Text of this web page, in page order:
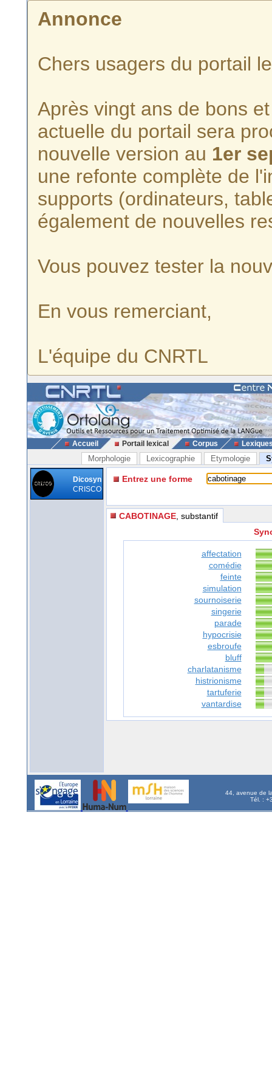
Annonce
Chers usagers du portail
Après vingt ans de bons
actuelle du portail sera
nouvelle version au 1er
une refonte complète de
supports (ordinateurs,
également de nouvelles
Vous pouvez tester la
En vous remerciant,
L'équipe du CNRTL
Accueil Portail lexical Corpus
Morphologie Lexicographie Etymologie
Dicosyn
CRISCO
Entrez une forme
CABOTINAGE , substantif
affectation
comédie
feinte
simulation
sournoiserie
singerie
parade
hypocrisie
esbroufe
bluff
charlatanisme
histrionisme
tartuferie
vantardise
44, avenue de
Tél. :